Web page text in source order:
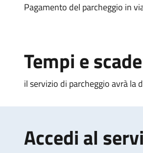
Pagamento del parcheggio in
Tempi e
il servizio di parcheggio avrà la
Accedi al